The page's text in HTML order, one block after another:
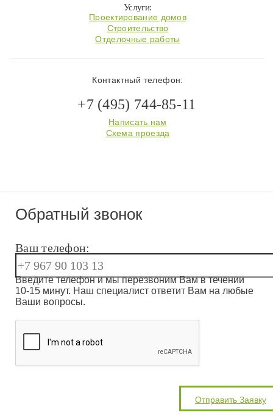
Услуги:
Проектирование домов
Строительство
Отделочные работы
Контактный телефон:
+7 (495) 744-85-11
Написать нам
Схема проезда
Обратный звонок
Ваш телефон:
Введите телефон и мы перезвоним Вам в течении
10-15 минут. Наш специалист ответит Вам на любые
Ваши вопросы.